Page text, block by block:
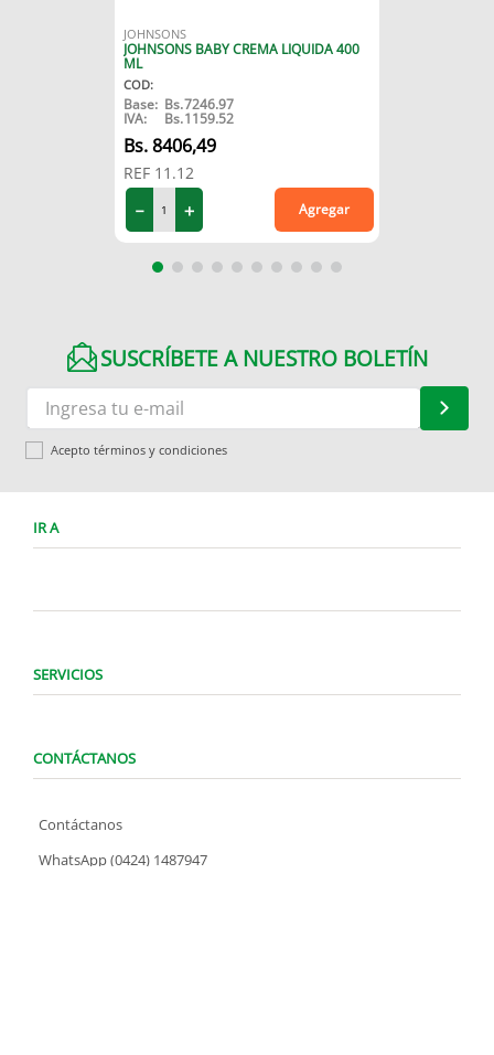
JOHNSONS
JOHNSONS BABY CREMA LIQUIDA 400
ML
COD:
Base: Bs.7246.97
IVA: Bs.1159.52
8406,49
REF 11.12
＋
－ Agregar
SUSCRÍBETE A NUESTRO BOLETÍN
Acepto términos y condiciones
IR A
SERVICIOS
CONTÁCTANOS
Contáctanos
WhatsApp (0424) 1487947